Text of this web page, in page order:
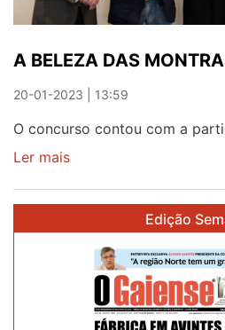
A BELEZA DAS
20-01-2023 | 13:59
O concurso contou com a
Ler mais
BELEZA
MONTRAS
NATAL
Edição